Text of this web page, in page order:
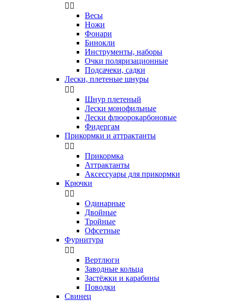
 
Весы
Ножи
Фонари
Бинокли
Инструменты, наборы
Очки поляризационные
Подсачеки, садки
Лески, плетеные шнуры
 
Шнур плетеный
Лески монофильные
Лески флюорокарбоновые
Фидергам
Прикормки и аттрактанты
 
Прикормка
Аттрактанты
Аксессуары для прикормки
Крючки
 
Одинарные
Двойные
Тройные
Офсетные
Фурнитура
 
Вертлюги
Заводные кольца
Застёжки и карабины
Поводки
Свинец